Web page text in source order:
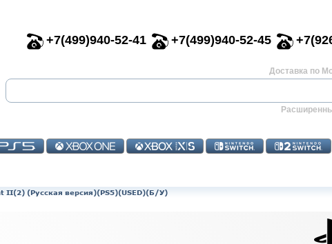
+7(499)940-52-41 +7(499)940-52-45
Доставка по
II(2) (Русская версия)(PS5)(USED)(Б/У)